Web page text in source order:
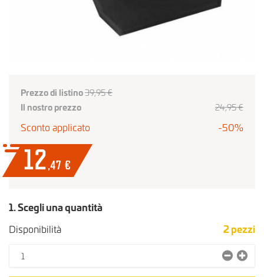
Prezzo di listino39,95 €
Il nostro prezzo
24,95 €
Sconto applicato -50%
12,47 €
1. Scegli una quantità
Disponibilità
2pezzi